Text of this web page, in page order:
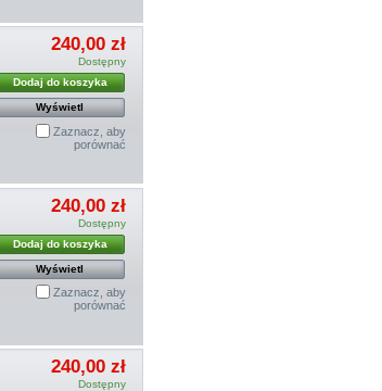
240,00 zł
Dostępny
Dodaj do koszyka
Wyświetl
Zaznacz, aby
porównać
240,00 zł
Dostępny
Dodaj do koszyka
Wyświetl
Zaznacz, aby
porównać
240,00 zł
Dostępny